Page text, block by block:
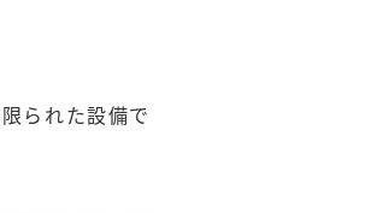
られた設備で